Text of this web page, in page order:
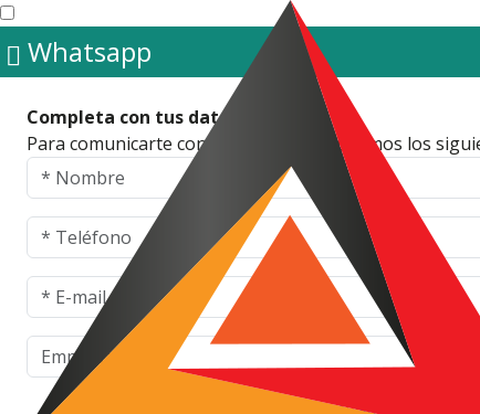
Whatsapp
Completa con tus datos
Para comunicarte con un asesor necesitamos los
Aviso de Privacidad